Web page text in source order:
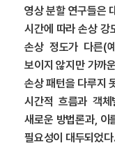
영상 분할 연구들은
시간에 따라 손상 강
손상 정도가 다른(
보이지 않지만 가까
손상 패턴을 다루지
시간적 흐름과 객
새로운 방법론과, 이
필요성이 대두되었다.